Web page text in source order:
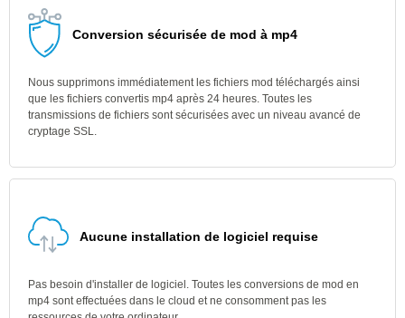
Conversion sécurisée de mod à mp4
Nous supprimons immédiatement les fichiers mod téléchargés ainsi
que les fichiers convertis mp4 après 24 heures. Toutes les
transmissions de fichiers sont sécurisées avec un niveau avancé de
cryptage SSL.
Aucune installation de logiciel requise
Pas besoin d'installer de logiciel. Toutes les conversions de mod en
mp4 sont effectuées dans le cloud et ne consomment pas les